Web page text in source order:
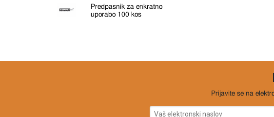
Predpasnik za enkratno
uporabo 100 kos
Prijavite se na